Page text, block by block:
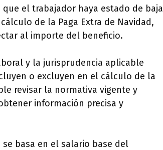
el trabajador haya estado de baja
de la Paga Extra de Navidad,
al importe del beneficio.
y la jurisprudencia aplicable
o excluyen en el cálculo de la
revisar la normativa vigente y
información precisa y
basa en el salario base del